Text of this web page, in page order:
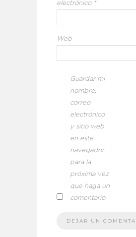
electrónico *
Web
Guardar mi
nombre,
correo
electrónico
y sitio web
en este
navegador
para la
próxima vez
que haga un
comentario.